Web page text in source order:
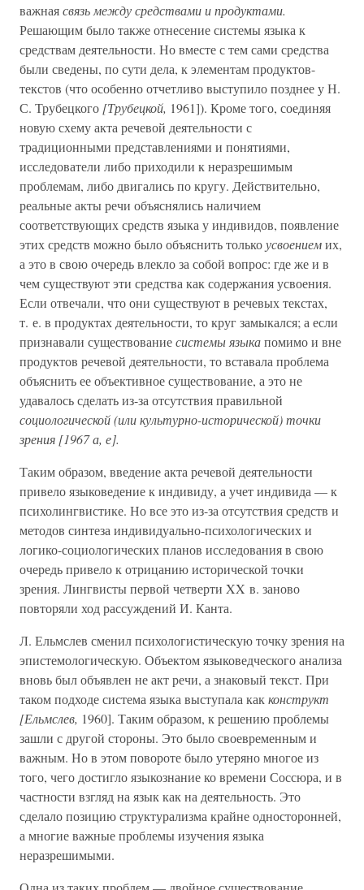
важнаясвязь между средствами и продуктами.
Решающим было также отнесение системы языка к
средствам деятельности. Но вместе с тем сами средства
были сведены, по сути дела, к элементам продуктов-
текстов (что особенно отчетливо выступило позднее у Н.
С. Трубецкого [Трубецкой, 1961]). Кроме того, соединяя
новую схему акта речевой деятельности с
традиционными представлениями и понятиями,
исследователи либо приходили к неразрешимым
проблемам, либо двигались по кругу. Действительно,
реальные акты речи объяснялись наличием
соответствующих средств языка у индивидов, появление
этих средств можно было объяснить толькоусвоениемих,
а это в свою очередь влекло за собой вопрос: где же и в
чем существуют эти средства как содержания усвоения.
Если отвечали, что они существуют в речевых текстах,
т. е. в продуктах деятельности, то круг замыкался; а если
признавали существованиесистемы языкапомимо и вне
продуктов речевой деятельности, то вставала проблема
объяснить ее объективное существование, а это не
удавалось сделать из-за отсутствия правильной
социологической (или культурно-исторической) точки
зрения [1967 а, е].
Таким образом, введение акта речевой деятельности
привело языковедение к индивиду, а учет индивида — к
психолингвистике. Но все это из-за отсутствия средств и
методов синтеза индивидуально-психологических и
логико-социологических планов исследования в свою
очередь привело к отрицанию исторической точки
зрения. Лингвисты первой четверти XX в. заново
повторяли ход рассуждений И. Канта.
Л. Ельмслев сменил психологистическую точку зрения на
эпистемологическую. Объектом языковедческого анализа
вновь был объявлен не акт речи, а знаковый текст. При
таком подходе система языка выступала какконструкт
[Ельмслев, 1960]. Таким образом, к решению проблемы
зашли с другой стороны. Это было своевременным и
важным. Но в этом повороте было утеряно многое из
того, чего достигло языкознание ко времени Соссюра, и в
частности взгляд на язык как на деятельность. Это
сделало позицию структурализма крайне односторонней,
а многие важные проблемы изучения языка
неразрешимыми.